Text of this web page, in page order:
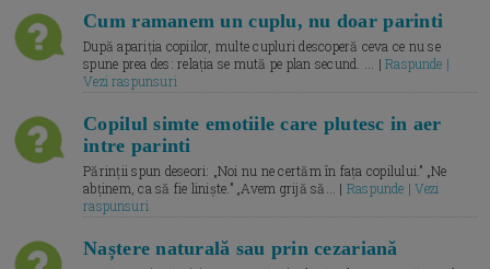
Cum ramanem un cuplu, nu doar parinti
După apariția copiilor, multe cupluri descoperă ceva ce nu se
spune prea des: relația se mută pe plan secund. ... |Raspunde |
Vezi raspunsuri
Copilul simte emotiile care plutesc in aer
intre parinti
Părinții spun deseori: „Noi nu ne certăm în fața copilului.” „Ne
abținem, ca să fie liniște.” „Avem grijă să... | Raspunde | Vezi
raspunsuri
Naștere naturală sau prin cezariană